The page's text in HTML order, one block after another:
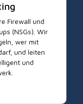
Firewall und
(NSGs). Wir
wer mit
und leiten
und